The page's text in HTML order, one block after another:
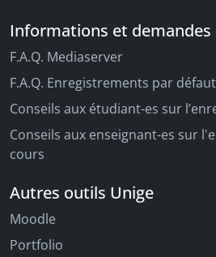
Informations et demandes
F.A.Q. Mediaserver
F.A.Q. Enregistrements par défaut
Conseils aux étudiant-es sur
Conseils aux enseignant-es sur
cours
Autres outils Unige
Moodle
Portfolio